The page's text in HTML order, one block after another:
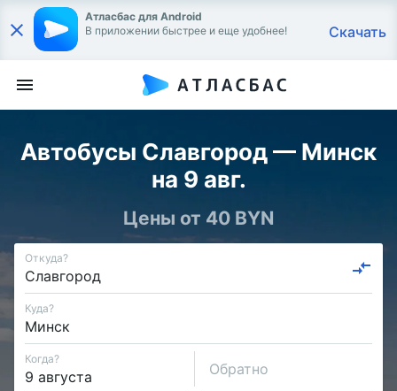
Атласбас для Android
В приложении быстрее и еще удобнее!
Скачать
Автобусы Славгород — Минск
на 9 авг.
Цены от 40 BYN
Откуда?
Куда?
Когда?
Обратно